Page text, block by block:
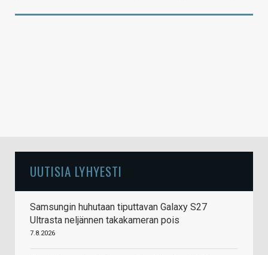
UUTISIA LYHYESTI
Samsungin huhutaan tiputtavan Galaxy S27
Ultrasta neljännen takakameran pois
7.8.2026